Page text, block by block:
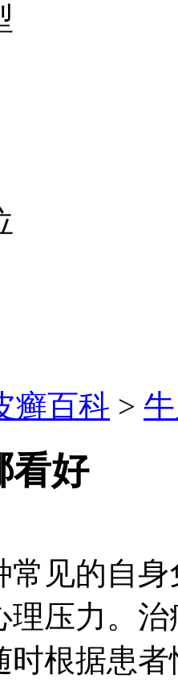
癣百科 >
看好
常见的自
理压力。
时根据患